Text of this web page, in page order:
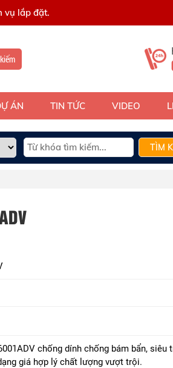
vụ lắp đặt.
ÁN TIN TỨC VIDEO
TÌM
chống dính chống bám bẩn, siêu
giá hợp lý chất lượng vượt trội.